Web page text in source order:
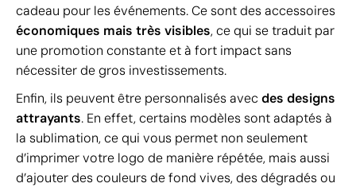
cadeau pour les événements. Ce sont des accessoires
économiques mais très visibles, ce qui se traduit par
une promotion constante et à fort impact sans
nécessiter de gros investissements.
Enfin, ils peuvent être personnalisés avecdes designs
attrayants. En effet, certains modèles sont adaptés à
la sublimation, ce qui vous permet non seulement
d’imprimer votre logo de manière répétée, mais aussi
d’ajouter des couleurs de fond vives, des dégradés ou